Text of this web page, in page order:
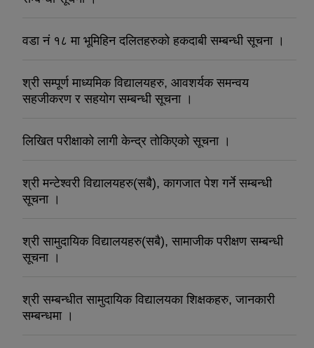
वडा नं १८ मा भूमिहिन दलितहरुको हकदाबी सम्बन्धी सूचना ।
श्री सम्पूर्ण माध्यमिक विद्यालयहरु, आवशर्यक समन्वय
सहजीकरण र सहयोग सम्बन्धी सूचना ।
लिखित परीक्षाको लागी केन्द्र तोकिएको सूचना ।
श्री मन्टेश्वरी विद्यालयहरु(सबै), कागजात पेश गर्ने सम्बन्धी
सूचना ।
श्री सामुदायिक विद्यालयहरु(सबै), सामाजीक परीक्षण सम्बन्धी
सूचना ।
श्री सम्बन्धीत सामुदायिक विद्यालयका शिक्षकहरु, जानकारी
सम्बन्धमा ।